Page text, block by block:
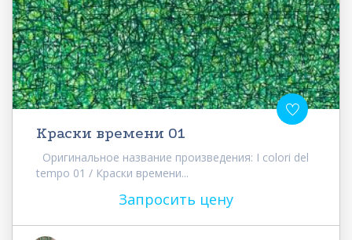
Краски времени 01
Оригинальное название произведения: I colori del
tempo 01 / Краски времени...
Запросить цену